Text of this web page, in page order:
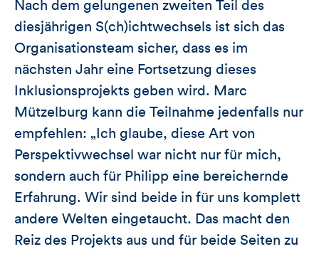
Nach dem gelungenen zweiten Teil des
diesjährigen S(ch)ichtwechsels ist sich das
Organisationsteam sicher, dass es im
nächsten Jahr eine Fortsetzung dieses
Inklusionsprojekts geben wird. Marc
Mützelburg kann die Teilnahme jedenfalls nur
empfehlen: „Ich glaube, diese Art von
Perspektivwechsel war nicht nur für mich,
sondern auch für Philipp eine bereichernde
Erfahrung. Wir sind beide in für uns komplett
andere Welten eingetaucht. Das macht den
Reiz des Projekts aus und für beide Seiten zu